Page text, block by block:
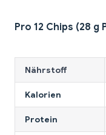
Pro 12 Chips (28 g
Nährstoff
Kalorien
Protein